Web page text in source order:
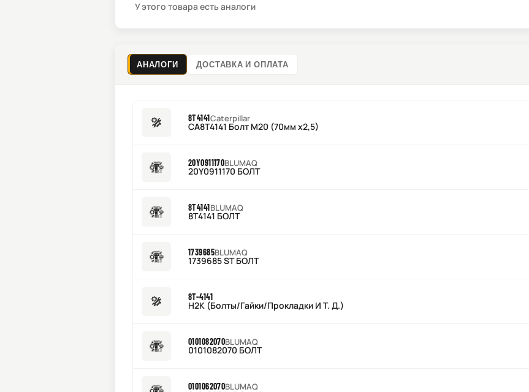
У этого товара есть аналоги
АНАЛОГИ ДОСТАВКА И ОПЛАТА
8T4141Caterpillar
CA8T4141 Болт M20 (70мм x2,5)
20Y0911170BLUMAQ
20Y0911170 БОЛТ
8T4141BLUMAQ
8T4141 БОЛТ
1739685BLUMAQ
1739685 ST БОЛТ
8T-4141
H2K (Болты/Гайки/Прокладки И Т. Д.)
0101082070BLUMAQ
0101082070 БОЛТ
0101062070BLUMAQ